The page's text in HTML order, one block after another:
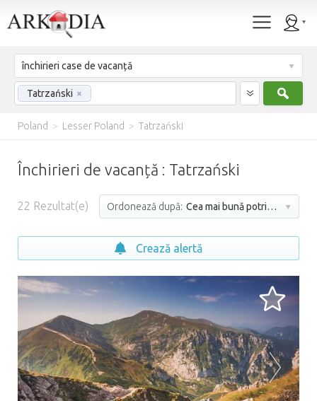
închirieri case de vacanță
Tatrzański ×
Poland > Lesser Poland > Tatrzański
Închirieri de vacanță : Tatrzański
22 Rezultat(e) Ordonează după: Cea mai bună potrivire
Crează alertă
SE ÎNCARCĂ...